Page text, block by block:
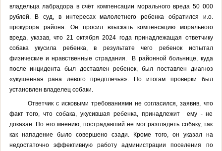
владельца лабрадора в счёт компенсации морального вреда 50 000
рублей. В суд, в интересах малолетнего ребенка обратился и.о.
прокурора района. Он просил взыскать компенсацию морального
вреда, указав, что 21 октября 2024 года принадлежащая ответчику
собака укусила ребенка, в результате чего ребенок испытал
физические и нравственные страдания. В районной больнице, куда
после инцидента был доставлен ребенок, был поставлен диагноз
«укушенная рана левого предплечья». По итогам проверки был
установлен владелец собаки.
Ответчик с исковыми требованиями не согласился, заявив, что
факт того, что собака, укусившая ребенка, принадлежит ему - не
доказан. По его мнению, пострадавший не мог разглядеть собаку, так
как нападение было совершено сзади. Кроме того, он указал на
недостаточно эффективную работу администрации поселения по